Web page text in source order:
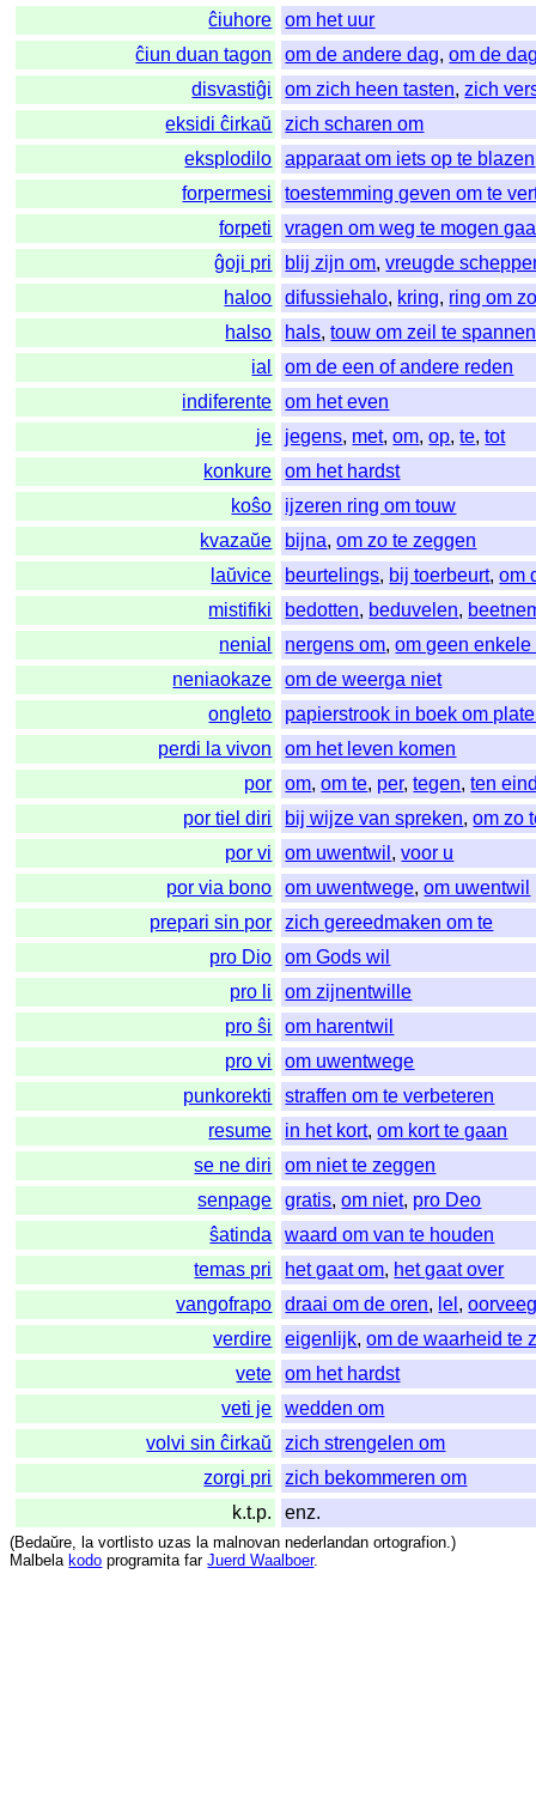
ĉiuhore
om het uur
ĉiun duan tagon
om de andere dag,om de
disvastiĝi
om zich heen tasten,zich
eksidi ĉirkaŭ
zich scharen om
eksplodilo
apparaat om iets op te blazen
forpermesi
toestemming geven om te
forpeti
vragen om weg te mogen
ĝoji pri
blij zijn om,vreugde
haloo
difussiehalo, kring, ring om
halso
hals,touw om zeil te
ial
om de een of andere reden
indiferente
om het even
je
jegens, met,om,op,te,tot
konkure
om het hardst
koŝo
ijzeren ring om touw
kvazaŭe
bijna,om zo te zeggen
laŭvice
beurtelings, bij toerbeurt,om
mistifiki
bedotten, beduvelen,
nenial
nergens om,om geen enkele
neniaokaze
om de weerga niet
ongleto
papierstrook in boek om
perdi la vivon
om het leven komen
por
om,om te, per,tegen,ten
por tiel diri
bij wijze van spreken,om zo
por vi
om uwentwil ,voor u
por via bono
om uwentwege,om uwentwil
prepari sin por
zich gereedmaken om te
pro Dio
om Gods wil
pro li
om zijnentwille
pro ŝi
om harentwil
pro vi
om uwentwege
punkorekti
straffen om te verbeteren
resume
in het kort,om kort te gaan
se ne diri
om niet te zeggen
senpage
gratis,om niet, pro Deo
ŝatinda
waard om van te houden
temas pri
het gaat om, het gaat over
vangofrapo
draai om de oren, lel ,
verdire
eigenlijk,om de waarheid te
vete
om het hardst
veti je
wedden om
volvi sin ĉirkaŭ
zich strengelen om
zorgi pri
zich bekommeren om
k.t.p.
enz.
(Bedaŭre, la vortlisto uzas la malnovan nederlandan ortografion.)
Malbela kodo programita far Juerd Waalboer.